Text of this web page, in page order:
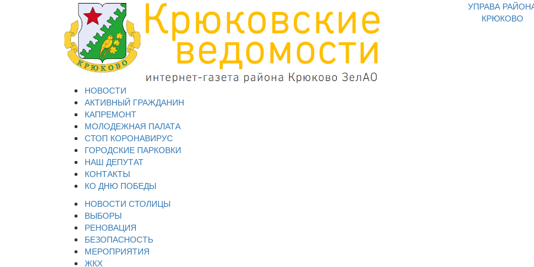
УПРАВА
КРЮКОВО
НОВОСТИ
АКТИВНЫЙ ГРАЖДАНИН
КАПРЕМОНТ
МОЛОДЕЖНАЯ ПАЛАТА
СТОП КОРОНАВИРУС
ГОРОДСКИЕ ПАРКОВКИ
НАШ ДЕПУТАТ
КОНТАКТЫ
КО ДНЮ ПОБЕДЫ
НОВОСТИ СТОЛИЦЫ
ВЫБОРЫ
РЕНОВАЦИЯ
БЕЗОПАСНОСТЬ
МЕРОПРИЯТИЯ
ЖКХ